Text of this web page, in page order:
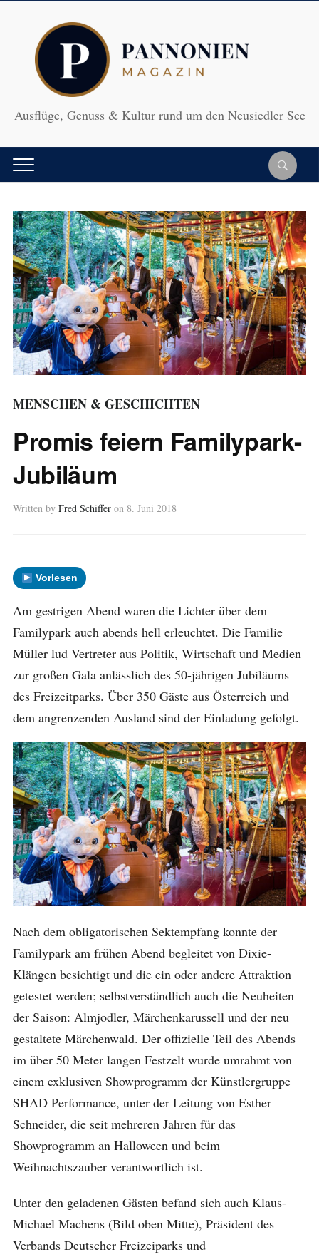
Ausflüge, Genuss & Kultur rund um den Neusiedler See
MENSCHEN & GESCHICHTEN
Promis feiern Familypark-
Jubiläum
Written by Fred Schiffer on 8. Juni 2018
Vorlesen
Am gestrigen Abend waren die Lichter über dem
Familypark auch abends hell erleuchtet. Die Familie
Müller lud Vertreter aus Politik, Wirtschaft und Medien
zur großen Gala anlässlich des 50-jährigen Jubiläums
des Freizeitparks. Über 350 Gäste aus Österreich und
dem angrenzenden Ausland sind der Einladung gefolgt.
Nach dem obligatorischen Sektempfang konnte der
Familypark am frühen Abend begleitet von Dixie-
Klängen besichtigt und die ein oder andere Attraktion
getestet werden; selbstverständlich auch die Neuheiten
der Saison: Almjodler, Märchenkarussell und der neu
gestaltete Märchenwald. Der offizielle Teil des Abends
im über 50 Meter langen Festzelt wurde umrahmt von
einem exklusiven Showprogramm der Künstlergruppe
SHAD Performance, unter der Leitung von Esther
Schneider, die seit mehreren Jahren für das
Showprogramm an Halloween und beim
Weihnachtszauber verantwortlich ist.
Unter den geladenen Gästen befand sich auch Klaus-
Michael Machens (Bild oben Mitte), Präsident des
Verbands Deutscher Freizeiparks und